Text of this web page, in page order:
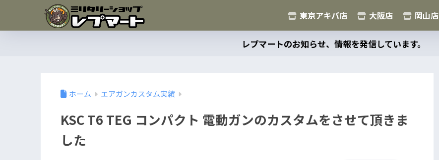
東京アキバ店 大阪店 岡山店
レプマートのお知らせ、情報を発信しています。
ホーム エアガンカスタム実績
KSC T6 TEG コンパクト 電動ガンのカスタムをさせて頂きま
した